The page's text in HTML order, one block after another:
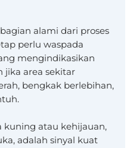
alami dari proses
perlu waspada
mengindikasikan
jika area sekitar
bengkak berlebihan,
kuning atau kehijauan,
adalah sinyal kuat